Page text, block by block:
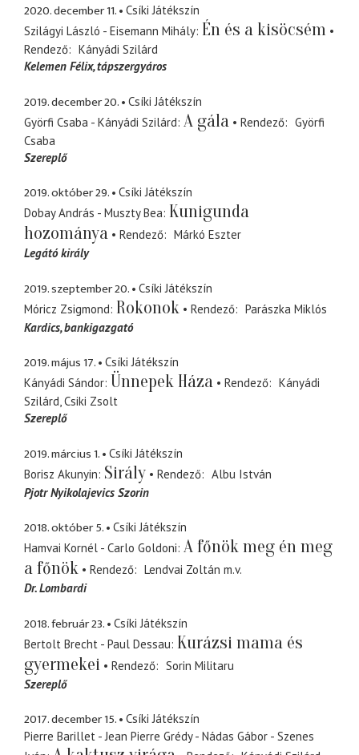
2020. december 11.
Csíki Játékszín
Szilágyi László - Eisemann Mihály Én és a kisöcsém
Rendező
Kányádi Szilárd
Kelemen Félix tápszergyáros
2019. december 20.
Csíki Játékszín
Györfi Csaba - Kányádi Szilárd A gála Rendező
Györfi
Csaba
Szereplő
2019. október 29.
Csíki Játékszín
Dobay András - Muszty Bea Kunigunda
hozománya
Rendező
Márkó Eszter
Legátó király
2019. szeptember 20.
Csíki Játékszín
Móricz Zsigmond Rokonok Rendező
Parászka Miklós
Kardics bankigazgató
2019. május 17.
Csíki Játékszín
Kányádi Sándor Ünnepek Háza Rendező
Kányádi
Szilárd Csiki Zsolt
Szereplő
2019. március 1.
Csíki Játékszín
Borisz Akunyin Sirály Rendező
Albu István
Pjotr Nyikolajevics Szorin
2018. október 5.
Csíki Játékszín
Hamvai Kornél - Carlo Goldoni A főnök meg én meg
a főnök
Rendező Lendvai Zoltán m.v.
Dr. Lombardi
2018. február 23.
Csíki Játékszín
Bertolt Brecht - Paul Dessau Kurázsi mama és
gyermekei
Rendező
Sorin Militaru
Szereplő
2017. december 15.
Csíki Játékszín
Pierre Barillet - Jean Pierre Grédy - Nádas Gábor - Szenes